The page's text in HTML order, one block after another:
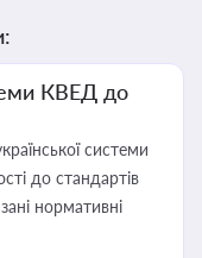
КВЕД до
системи
до стандартів
нормативні